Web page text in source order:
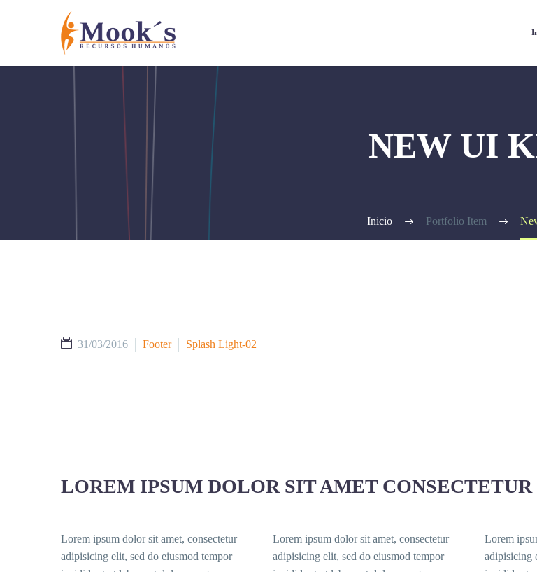
NEW UI
Inicio Portfolio Item
31/03/2016 Footer Splash Light-02
LOREM IPSUM DOLOR SIT AMET CONSECTETUR
Lorem ipsum dolor sit amet, consectetur
adipisicing elit, sed do eiusmod tempor
Lorem ipsum dolor sit amet, consectetur
adipisicing elit, sed do eiusmod tempor
Lorem
adipisicing